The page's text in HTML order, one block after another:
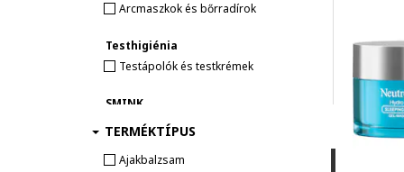
Arcmaszkok és bőrradírok
Testhigiénia
Testápolók és testkrémek
SMINK
Szájfények és ajakbalzsamok
TERMÉKTÍPUS
Ajakbalzsam